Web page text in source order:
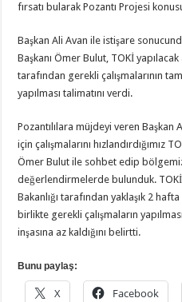
fırsatı bularak Pozantı Projesi
Başkan Ali Avan ile istişare
Başkanı Ömer Bulut, TOKİ yapılacak
tarafından gerekli çalışmalarının
yapılması talimatını verdi.
Pozantılılara müjdeyi veren Başkan
için çalışmalarını hızlandırdığımız
Ömer Bulut ile sohbet edip
değerlendirmelerde bulunduk. TOKİ
Bakanlığı tarafından yaklaşık 2
birlikte gerekli çalışmaların
inşasına az kaldığını belirtti.
Bunu paylaş:
X Facebook